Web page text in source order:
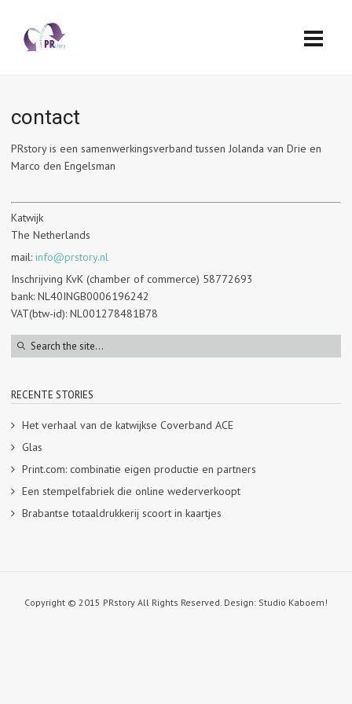
contact
PRstory is een samenwerkingsverband tussen Jolanda van Drie en
Marco den Engelsman
Katwijk
The Netherlands
mail: info@prstory.nl
Inschrijving KvK (chamber of commerce) 58772693
bank: NL40INGB0006196242
VAT(btw-id): NL001278481B78
RECENTE STORIES
Het verhaal van de katwijkse Coverband ACE
Glas
Print.com: combinatie eigen productie en partners
Een stempelfabriek die online wederverkoopt
Brabantse totaaldrukkerij scoort in kaartjes
Copyright © 2015 PRstory All Rights Reserved. Design: Studio Kaboem!